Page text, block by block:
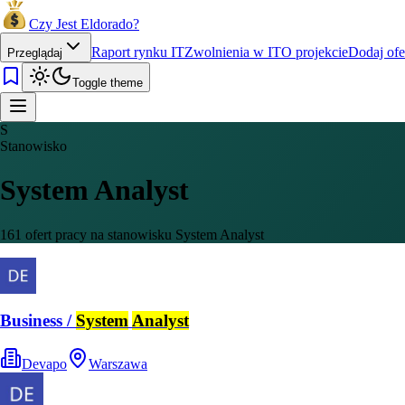
Czy Jest Eldorado?
Przeglądaj Raport rynku ITZwolnienia w ITO projekcieDodaj
Toggle theme
S
Stanowisko
System Analyst
161 ofert pracy na stanowisku System Analyst
Business / System Analyst
Devapo Warszawa